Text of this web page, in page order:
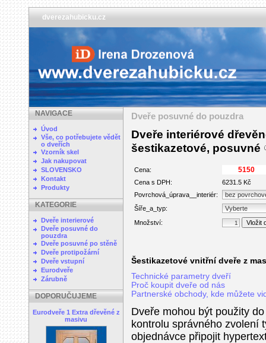
dverezahubicku.cz
NAVIGACE
Úvod
Vše, co potřebujete vědět
o dveřích
Vzorník skel
Jak nakupovat
SLOVENSKO
Kontakt
Produkty
KATEGORIE
Dveře interierové
Dveře posuvné do
pouzdra
Dveře posuvné po stěně
Dveře protipožární
Dveře vstupní
Eurodveře
Zárubně
DOPORUČUJEME
Eurodveře 1 Extra dřevěné z
masivu
Dveře posuvné do pouzdra
Dveře interiérové
šestikazetové, posuvné
Cena:
Cena s DPH:
6231.5 Kč
Povrchová_úprava__interiér:
Šíře_a_typ:
Množství:
Šestikazetové vnitřní dveře z
Technické parametry dveří
Proč koupit dveře od nás
Partnerské obchody, kde můžete
Dveře mohou být použity
kontrolu správného zvolení
objednávce připojit